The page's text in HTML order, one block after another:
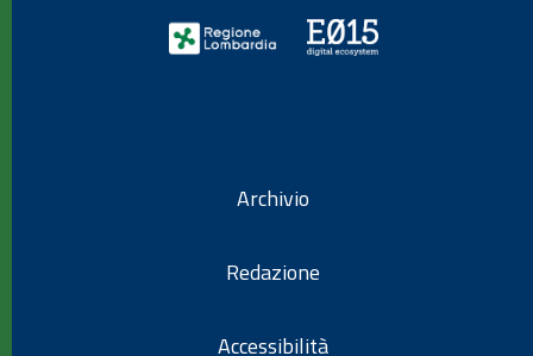
Archivio
Redazione
Accessibilità